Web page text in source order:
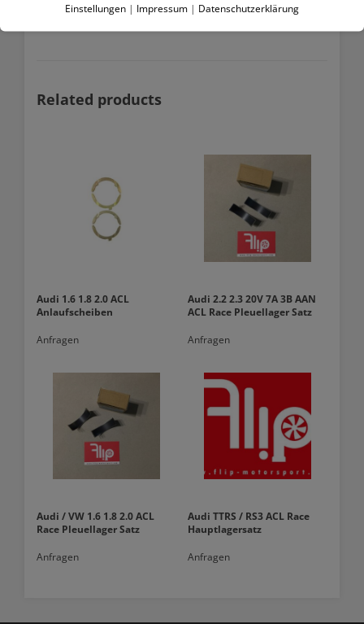
AWU, AWV, BBU, BJX, BKF, BKV, BLZ)
Related products
Audi 1.6 1.8 2.0 ACL
Anlaufscheiben
Anfragen
Audi 2.2 2.3 20V 7A 3B AAN
ACL Race Pleuellager Satz
Anfragen
Audi / VW 1.6 1.8 2.0 ACL
Race Pleuellager Satz
Anfragen
Audi TTRS / RS3 ACL Race
Hauptlagersatz
Anfragen
Einstellungen | Impressum | Datenschutzerklärung